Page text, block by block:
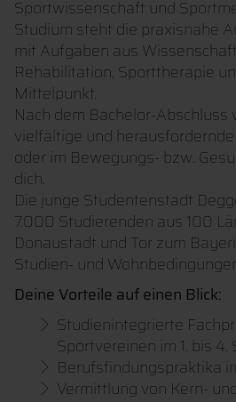
Sportwissenschaft und
Studium steht die praxisnahe
mit Aufgaben aus
Rehabilitation, Sporttherapie
Mittelpunkt.
Nach dem Bachelor-Abschluss
vielfältige und
oder im Bewegungs- bzw.
dich.
Die junge Studentenstadt
7.000 Studierenden aus 100
Donaustadt und Tor zum
Studien- und
Deine Vorteile auf einen Blick:
Studienintegrierte
Sportvereinen im 1. bis 4.
Berufsfindungspraktika
Vermittlung von Kern-